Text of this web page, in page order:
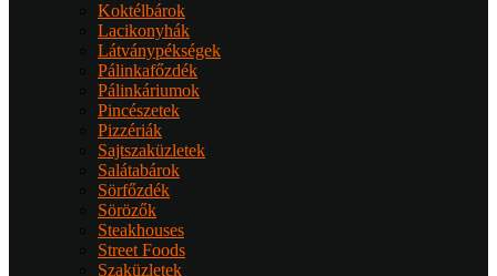
Koktélbárok
Lacikonyhák
Látványpékségek
Pálinkafőzdék
Pálinkáriumok
Pincészetek
Pizzériák
Sajtszaküzletek
Salátabárok
Sörfőzdék
Sörözők
Steakhouses
Street Foods
Szaküzletek